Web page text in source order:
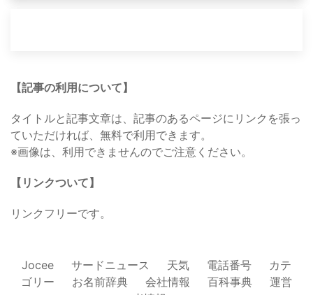
【記事の利用について】
タイトルと記事文章は、記事のあるページにリンクを張っ
ていただければ、無料で利用できます。
※画像は、利用できませんのでご注意ください。
【リンクついて】
リンクフリーです。
Jocee サードニュース 天気 電話番号
カテ
ゴリー
お名前辞典 会社情報 百科事典
運営